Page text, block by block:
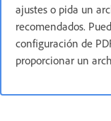
ajustes o pida un
recomendados.
configuración de
proporcionar un